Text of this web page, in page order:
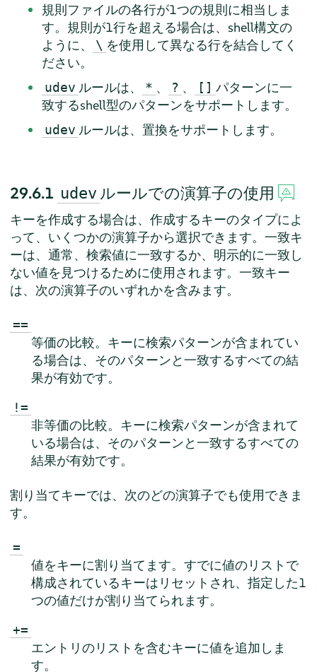
規則ファイルの各行が1つの規則に相当しま
す。規則が1行を超える場合は、shell構文の
ように、
\ を使用して異なる行を結合してく
ださい。
udev ルールは、 * 、 ? 、 [] パターンに一
致するshell型のパターンをサポートします。
udev ルールは、置換をサポートします。
29.6.1 udev ルールでの演算子の使用
キーを作成する場合は、作成するキーのタイプによ
って、いくつかの演算子から選択できます。一致キ
ーは、通常、検索値に一致するか、明示的に一致し
ない値を見つけるために使用されます。一致キー
は、次の演算子のいずれかを含みます。
==
等価の比較。キーに検索パターンが含まれてい
る場合は、そのパターンと一致するすべての結
果が有効です。
!=
非等価の比較。キーに検索パターンが含まれて
いる場合は、そのパターンと一致するすべての
結果が有効です。
割り当てキーでは、次のどの演算子でも使用できま
す。
=
値をキーに割り当てます。すでに値のリストで
構成されているキーはリセットされ、指定した1
つの値だけが割り当てられます。
+=
エントリのリストを含むキーに値を追加しま
す。